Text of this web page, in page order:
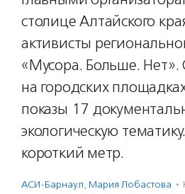
столице Алтайского
активисты
«Мусора. Больше. Нет».
на городских
показы 17
экологическую
короткий метр.
АСИ-Барнаул, Мария Лобастова ·